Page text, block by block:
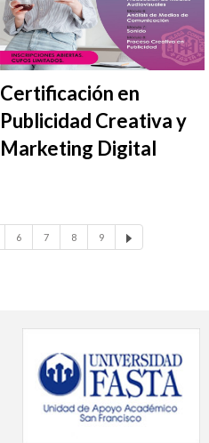
Certificación en
Publicidad Creativa y
Marketing Digital
6 7 8 9